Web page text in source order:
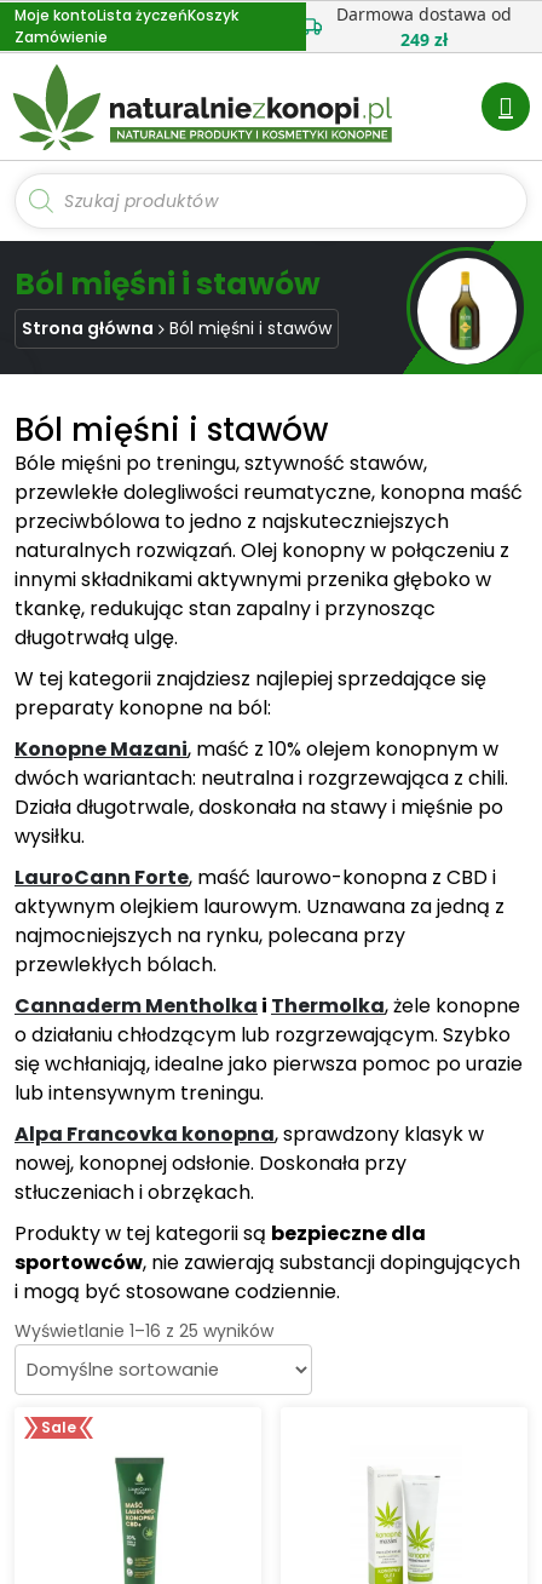
Przejdź
do
treści
Moje kontoLista życzeńKoszyk
Zamówienie
Darmowa dostawa od
249 zł
Wyszukiwarka
produktów
Ból mięśni i stawów
Strona główna Ból mięśni i stawów
Ból mięśni i stawów
Bóle mięśni po treningu, sztywność stawów,
przewlekłe dolegliwości reumatyczne, konopna maść
przeciwbólowa to jedno z najskuteczniejszych
naturalnych rozwiązań. Olej konopny w połączeniu z
innymi składnikami aktywnymi przenika głęboko w
tkankę, redukując stan zapalny i przynosząc
długotrwałą ulgę.
W tej kategorii znajdziesz najlepiej sprzedające się
preparaty konopne na ból:
Konopne Mazani, maść z 10% olejem konopnym w
dwóch wariantach: neutralna i rozgrzewająca z chili.
Działa długotrwale, doskonała na stawy i mięśnie po
wysiłku.
LauroCann Forte, maść laurowo-konopna z CBD i
aktywnym olejkiem laurowym. Uznawana za jedną z
najmocniejszych na rynku, polecana przy
przewlekłych bólach.
Cannaderm Mentholka i Thermolka, żele konopne
o działaniu chłodzącym lub rozgrzewającym. Szybko
się wchłaniają, idealne jako pierwsza pomoc po urazie
lub intensywnym treningu.
Alpa Francovka konopna, sprawdzony klasyk w
nowej, konopnej odsłonie. Doskonała przy
stłuczeniach i obrzękach.
Produkty w tej kategorii są bezpieczne dla
sportowców, nie zawierają substancji dopingujących
i mogą być stosowane codziennie.
Wyświetlanie 1–16 z 25 wyników
Sale